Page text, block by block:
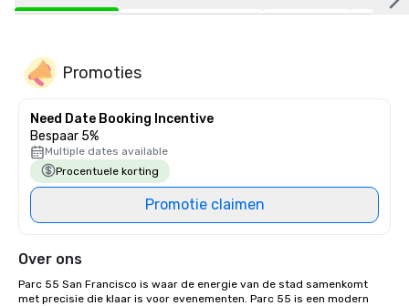
Promoties
Need Date Booking Incentive
Bespaar 5%
Multiple dates available
Procentuele korting
Promotie claimen
Over ons
Parc 55 San Francisco is waar de energie van de stad samenkomt
met precisie die klaar is voor evenementen. Parc 55 is een modern